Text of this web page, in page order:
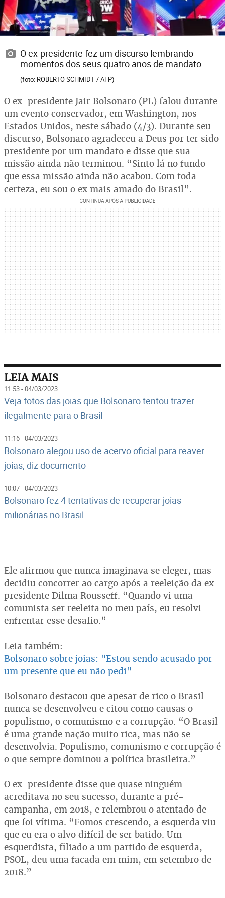
O ex-presidente fez um discurso lembrando
momentos dos seus quatro anos de mandato
(foto: ROBERTO SCHMIDT / AFP)
O ex-presidente Jair Bolsonaro (PL) falou durante
um evento conservador, em Washington, nos
Estados Unidos, neste sábado (4/3). Durante seu
discurso, Bolsonaro agradeceu a Deus por ter sido
presidente por um mandato e disse que sua
missão ainda não terminou. “Sinto lá no fundo
que essa missão ainda não acabou. Com toda
certeza, eu sou o ex mais amado do Brasil”.
LEIA MAIS
11:53 - 04/03/2023
Veja fotos das joias que Bolsonaro tentou trazer
ilegalmente para o Brasil
11:16 - 04/03/2023
Bolsonaro alegou uso de acervo oficial para reaver
joias, diz documento
10:07 - 04/03/2023
Bolsonaro fez 4 tentativas de recuperar joias
milionárias no Brasil
Ele afirmou que nunca imaginava se eleger, mas
decidiu concorrer ao cargo após a reeleição da ex-
presidente Dilma Rousseff. “Quando vi uma
comunista ser reeleita no meu país, eu resolvi
enfrentar esse desafio.”
Leia também:
Bolsonaro sobre joias: "Estou sendo acusado por
um presente que eu não pedi"
Bolsonaro destacou que apesar de rico o Brasil
nunca se desenvolveu e citou como causas o
populismo, o comunismo e a corrupção. “O Brasil
é uma grande nação muito rica, mas não se
desenvolvia. Populismo, comunismo e corrupção é
o que sempre dominou a política brasileira.”
O ex-presidente disse que quase ninguém
acreditava no seu sucesso, durante a pré-
campanha, em 2018, e relembrou o atentado de
que foi vítima. “Fomos crescendo, a esquerda viu
que eu era o alvo difícil de ser batido. Um
esquerdista, filiado a um partido de esquerda,
PSOL, deu uma facada em mim, em setembro de
2018.”